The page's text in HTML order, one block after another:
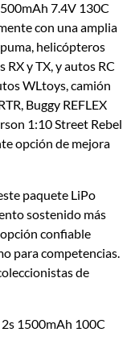
7.4V 130C
con una amplia
helicópteros
RX y TX, y autos RC
WLtoys, camión
Buggy REFLEX
1:10 Street Rebel
opción de mejora
paquete LiPo
sostenido más
confiable
para competencias.
de
1500mAh 100C